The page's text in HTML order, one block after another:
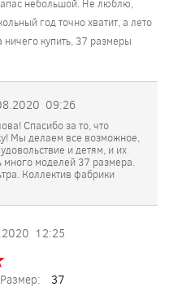
год точно хватит, а лето
купить, 37 размеры
09:26
Спасибо за то, что
Мы делаем все возможное,
и детям, и их
моделей 37 размера.
Коллектив фабрики
12:25
Размер: 37